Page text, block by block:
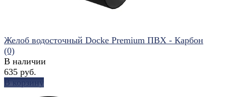
Желоб водосточный Docke Premium ПВХ - Карбон
(0)
В наличии
635 руб.
В корзину